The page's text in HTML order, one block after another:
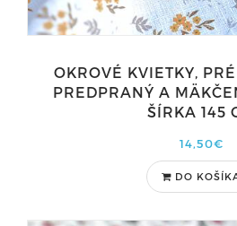
OKROVÉ KVIETKY,
PREDPRANÝ A
ŠÍRKA 145
14,50€
DO